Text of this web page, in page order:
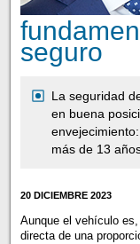
seguro
La seguridad
en buena
más de 13
20 DICIEMBRE 2023
Aunque el vehículo
directa de una